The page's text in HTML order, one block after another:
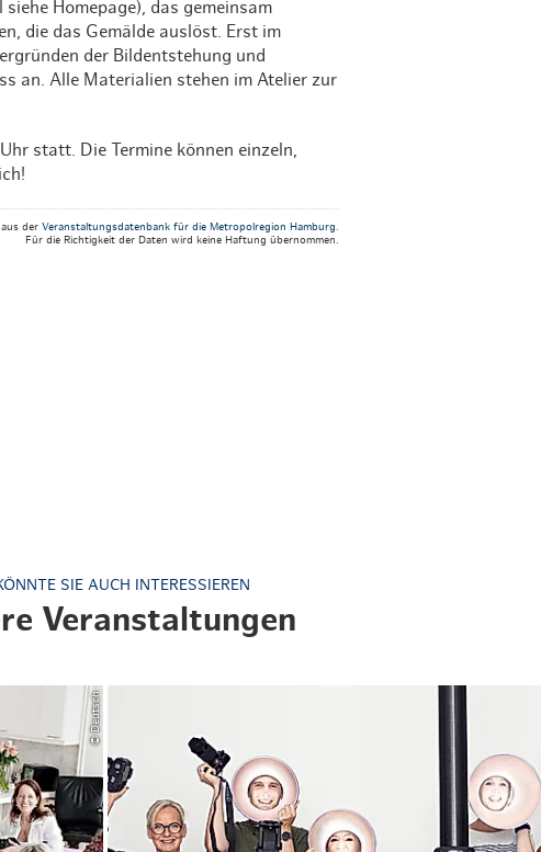
Weihnachten mit Bibi & Tina
Homepage), das gemeinsam
die das Gemälde auslöst. Erst im
der Bildentstehung und
an. Alle Materialien stehen im Atelier zur
statt. Die Termine können einzeln,
der Veranstaltungsdatenbank für die Metropolregion Hamburg
Für die Richtigkeit der Daten wird keine Haftung übernommen.
SIE AUCH INTERESSIEREN
Veranstaltungen
© Deutsch